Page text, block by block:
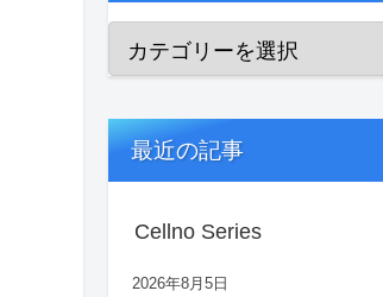
最近の記事
Cellno Series
2026年8月5日